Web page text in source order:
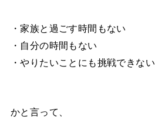
・家族と過ごす時間もない
・自分の時間もない
・やりたいことにも挑戦できない
かと言って、